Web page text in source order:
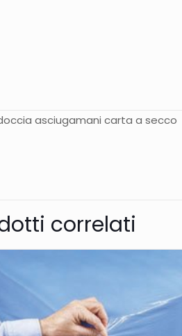
asciugamani carta a secco
correlati